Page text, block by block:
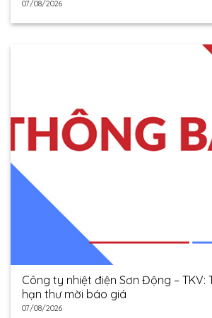
07/08/2026
Công ty nhiệt điện Sơn Động – TKV:
hạn thư mời báo giá
07/08/2026